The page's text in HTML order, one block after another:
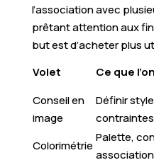
l’association avec
prêtant attention aux
but est d’acheter plus
Volet
Ce que
Conseil en
image
Définir
contraintes
Colorimétrie
Palette,